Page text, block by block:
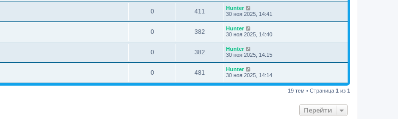
0 411
Hunter
30 ноя 2025, 14:41
0 382
Hunter
30 ноя 2025, 14:40
0 382
Hunter
30 ноя 2025, 14:15
0 481
Hunter
30 ноя 2025, 14:14
19 тем • Страница 1 из 1
Перейти